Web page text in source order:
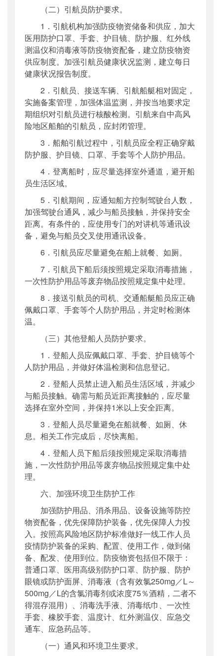
（二）引航员防护要求。
1．引航机构加强防疫物资储备和供应，加大
医用防护口罩、手套、护目镜、防护服、红外线
测温仪和消毒液等防疫物资配备，建立防疫物资
供应制度。加强引航员健康状况监测，建立每日
健康状况报告制度。
2．引航员、接送车辆、引航船艇相对固定，
实施备案管理，加强体温监测，并按当地要求定
期组织对引航员进行核酸检测。引航来自中高风
险地区船舶的引航员，应封闭管理。
3．船舶引航过程中，引航员应全程正确穿戴
防护服、护目镜、口罩、手套等个人防护用品。
4．登离船时，应尽量选择室外通道，避开船
员生活区域。
5．引航期间，应通知船方控制驾驶台人数，
加强驾驶台通风，减少与船员接触，并保持安全
距离。有条件的，应使用专门的对讲机等通讯设
备，避免与船员交叉使用通讯设备。
6．引航员应尽量避免在船上就餐、如厕。
7．引航员下船后须按照规定采取消毒措施，
一次性防护用品等废弃物品按照规定集中处理。
8．接送引航员的司机、交通船艇船员应正确
佩戴口罩、手套等个人防护用品，并定时检测体
温。
（三）其他登船人员防护要求。
1．登船人员应佩戴口罩、手套、护目镜等个
人防护用品，并做好体温检测和信息登记。
2．登船人员禁止进入船员生活区域，并减少
与船员接触。确需与船员近距离接触的，应尽量
选择在室外空间，并保持1米以上安全距离。
3．登船人员尽量避免在船就餐、如厕、休
息。相关工作完成后，尽快离船。
4．登船人员下船后须按照规定采取消毒措
施，一次性防护用品等废弃物品按照规定集中处
理。
六、加强环境卫生防护工作
加强防护用品、消杀用品、设备设施等防控
物资配备，优先保障防护装备，优先保障人力投
入。按照高风险地区防护标准做好一线工作人员
疫情防护装备的采购、配置、使用工作，做到储
备、配发、使用到位。防疫物资包括但不限于：
普通口罩、医用高级别防护口罩、防护服、防护
眼镜或防护面屏、消毒液（含有效氯250mg／L～
500mg／L的含氯消毒剂或浓度75％酒精，二者不
得混存混用）、消毒洗手液、消毒纸巾、一次性
手套、橡胶手套、温度计、红外测温仪、应急交
通车、应急药品等。
（一）通风和环境卫生要求。